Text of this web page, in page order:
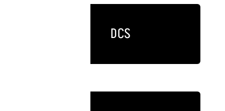
DCS